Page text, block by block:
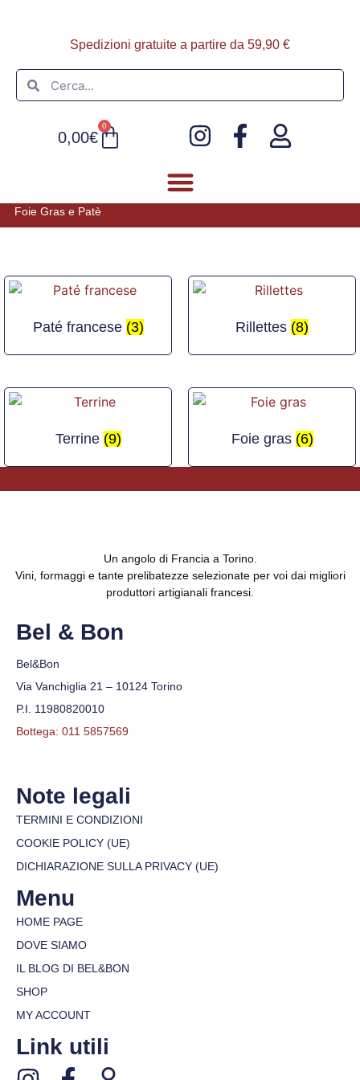
Spedizioni gratuite a partire da 59,90 €
0,00€
0
Foie Gras e Patè
Paté francese (3) Rillettes (8)
Terrine (9) Foie gras (6)
Un angolo di Francia a Torino.
Vini, formaggi e tante prelibatezze selezionate per voi dai migliori
produttori artigianali francesi.
Bel & Bon
Bel&Bon
Via Vanchiglia 21 – 10124 Torino
P.I. 11980820010
Bottega: 011 5857569
Note legali
TERMINI E CONDIZIONI
COOKIE POLICY (UE)
DICHIARAZIONE SULLA PRIVACY (UE)
Menu
HOME PAGE
DOVE SIAMO
IL BLOG DI BEL&BON
SHOP
MY ACCOUNT
Link utili